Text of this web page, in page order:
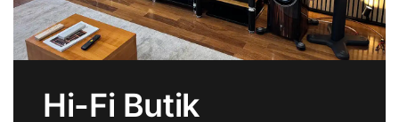
Hi-Fi Butik